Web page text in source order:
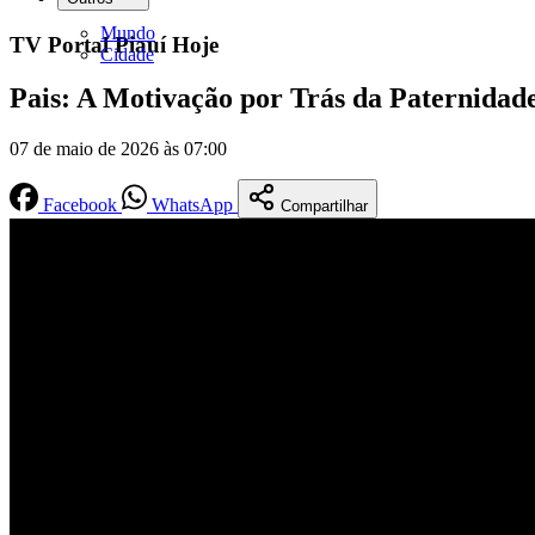
Mundo
Cidade
TV Portal Piauí Hoje
Pais: A Motivação por Trás da
07 de maio de 2026 às 07:00
Facebook WhatsApp Compartilhar